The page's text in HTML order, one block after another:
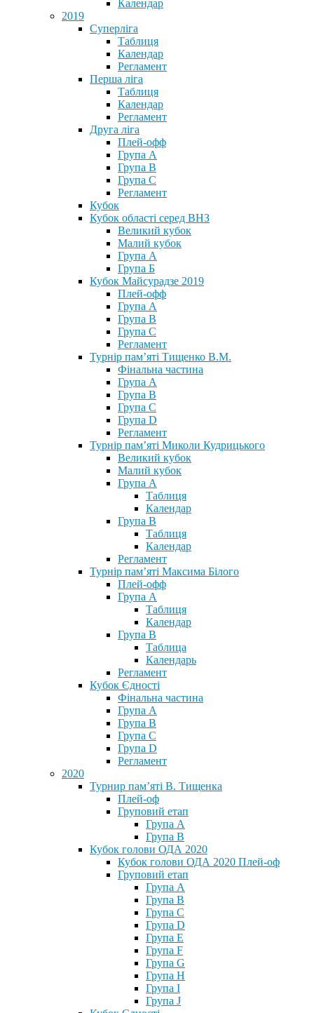
Календар
2019
Суперліга
Таблиця
Календар
Регламент
Перша ліга
Таблиця
Календар
Регламент
Друга ліга
Плей-офф
Група А
Група В
Група С
Регламент
Кубок
Кубок області серед ВНЗ
Великий кубок
Малий кубок
Група А
Група Б
Кубок Майсурадзе 2019
Плей-офф
Група А
Група В
Група С
Регламент
Турнір пам’яті Тищенко В.М.
Фінальна частина
Група А
Група В
Група С
Група D
Регламент
Турнір пам’яті Миколи Кудрицького
Великий кубок
Малий кубок
Група А
Таблиця
Календар
Група В
Таблиця
Календар
Регламент
Турнір пам’яті Максима Білого
Плей-офф
Група А
Таблиця
Календар
Група В
Таблица
Календарь
Регламент
Кубок Єдності
Фінальна частина
Група А
Група В
Група С
Група D
Регламент
2020
Турнир пам’яті В. Тищенка
Плей-оф
Груповий етап
Група А
Група В
Кубок голови ОДА 2020
Кубок голови ОДА 2020 Плей-оф
Груповий етап
Група A
Група B
Група C
Група D
Група E
Група F
Група G
Група H
Група I
Група J